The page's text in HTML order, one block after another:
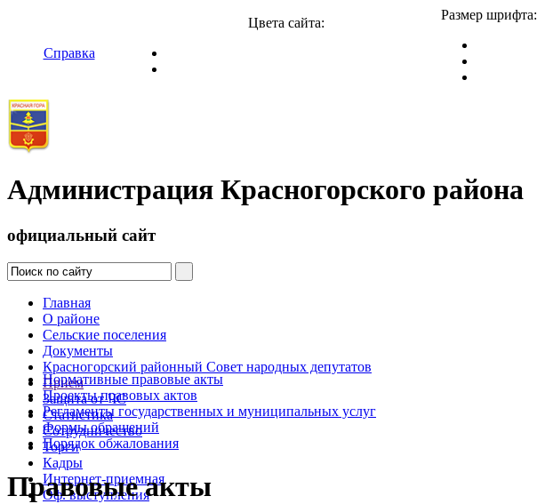
Справка
Цвета сайта:
Размер шрифта:
Администрация Красногорского района
официальный сайт
Главная
О районе
Сельские поселения
Документы
Красногорский районный Совет народных депутатов
Прием
Защита от ЧС
Статистика
Сотрудничество
Торги
Кадры
Интернет-приемная
Оф. выступления
Нормативные правовые акты
Проекты правовых актов
Регламенты государственных и муниципальных услуг
Формы обращений
Порядок обжалования
Правовые акты